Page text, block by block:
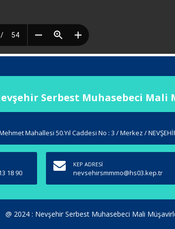
Serbest Muhasebeci Mali
Mahallesi 50.Yıl Caddesi No : 3 / Merkez /
18 90
KEP ADRESİ
nevsehirsmmmo@hs03.kep.tr
@ 2024 : Nevşehir Serbest Muhasebeci Mali